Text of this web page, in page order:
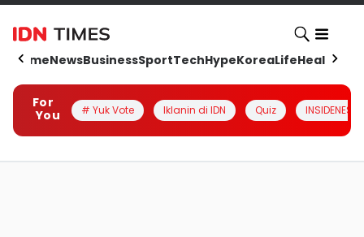
HomeNewsBusinessSportTechHypeKoreaLifeHealth
For
You
# Yuk Vote Iklanin di IDN Quiz INSIDENESIA